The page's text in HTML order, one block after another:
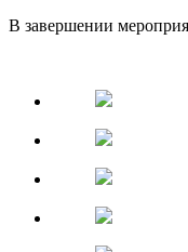
В завершении